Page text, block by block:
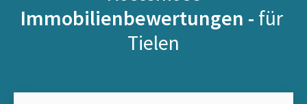
Immobilienbewertungen - für
Tielen